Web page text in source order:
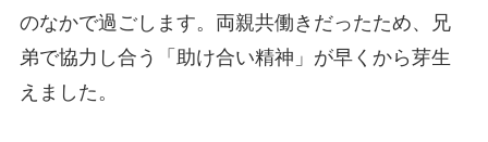
のなかで過ごします。両親共働きだったため、兄
弟で協力し合う「助け合い精神」が早くから芽生
えました。